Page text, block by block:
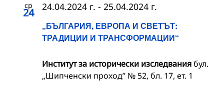
ср
24
„БЪЛГАРИЯ, ЕВРОПА И СВЕТЪТ:
ТРАДИЦИИ И ТРАНСФОРМАЦИИ“
24.04.2024 г. - 25.04.2024 г.
Институт за исторически изследваниябул.
„Шипченски проход” № 52, бл. 17, ет. 1